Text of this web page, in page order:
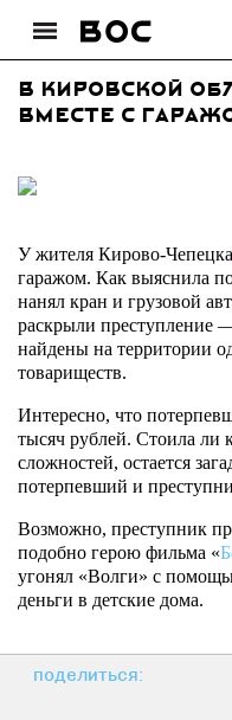
В Кировской
вместе с
У жителя Кирово-Чепецка
гаражом. Как выяснила
нанял кран и грузовой
раскрыли преступление
найдены на территории
товариществ.
Интересно, что
тысяч рублей. Стоила ли
сложностей, остается
потерпевший и
Возможно, преступник
подобно герою фильма «
угонял «Волги» с
деньги в детские дома.
поделиться: